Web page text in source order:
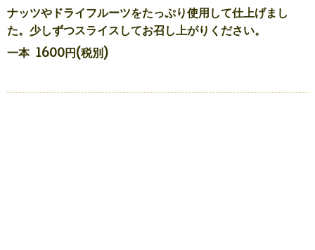
ナッツやドライフルーツをたっぷり使用して仕上げまし
た。少しずつスライスしてお召し上がりください。
一本 1600円(税別)